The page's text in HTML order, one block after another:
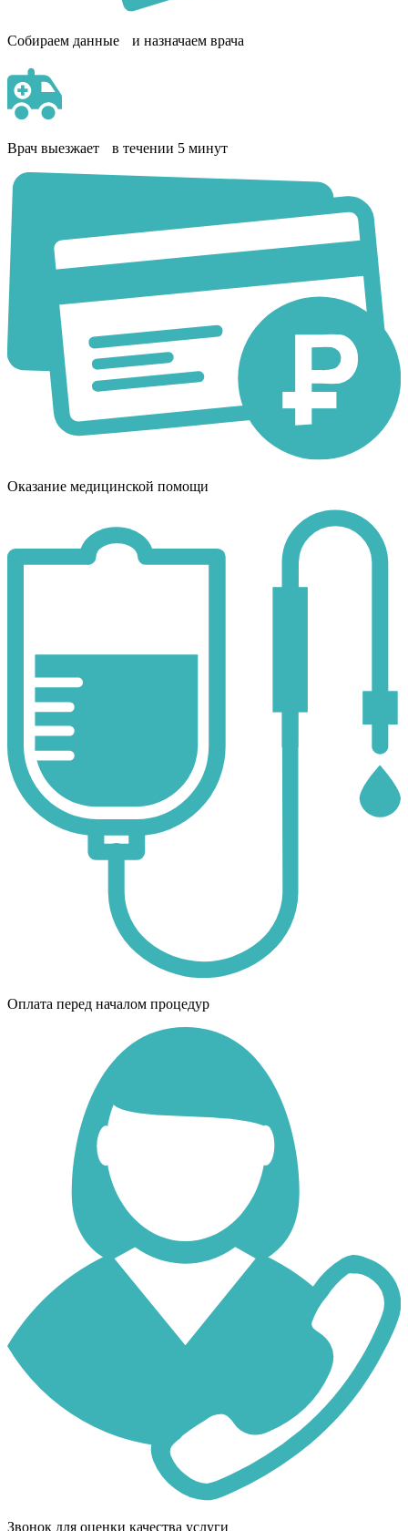
Собираем данные и назначаем врача
Врач выезжает в течении 5 минут
Оказание медицинской помощи
Оплата перед началом процедур
Звонок для оценки качества услуги